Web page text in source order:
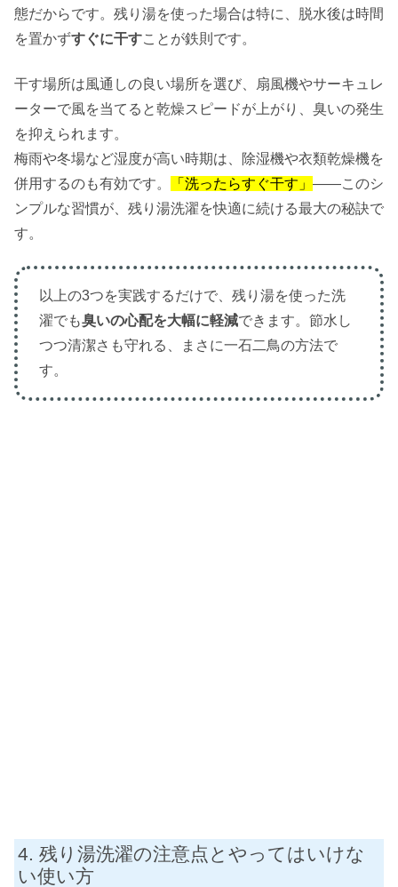
態だからです。残り湯を使った場合は特に、脱水後は時間
を置かずすぐに干すことが鉄則です。
干す場所は風通しの良い場所を選び、扇風機やサーキュレ
ーターで風を当てると乾燥スピードが上がり、臭いの発生
を抑えられます。
梅雨や冬場など湿度が高い時期は、除湿機や衣類乾燥機を
併用するのも有効です。
「洗ったらすぐ干す」 ――このシ
ンプルな習慣が、残り湯洗濯を快適に続ける最大の秘訣で
す。
以上の3つを実践するだけで、残り湯を使った洗
濯でも臭いの心配を大幅に軽減できます。節水し
つつ清潔さも守れる、まさに一石二鳥の方法で
す。
残り湯洗濯の注意点とやってはいけな
い使い方